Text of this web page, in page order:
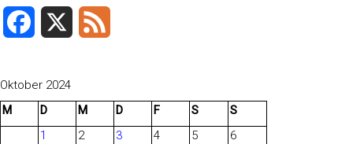
c
e d
Oktober 2024
M
D M D F S
S
1
2 3 4 5
6